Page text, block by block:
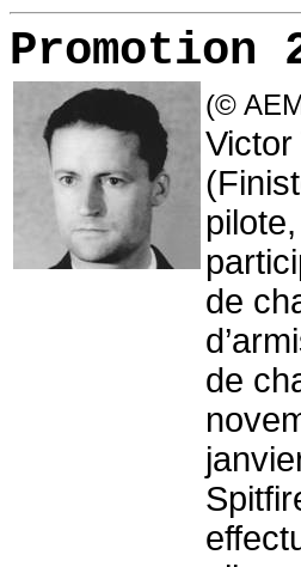
Promotion
(©
de
de